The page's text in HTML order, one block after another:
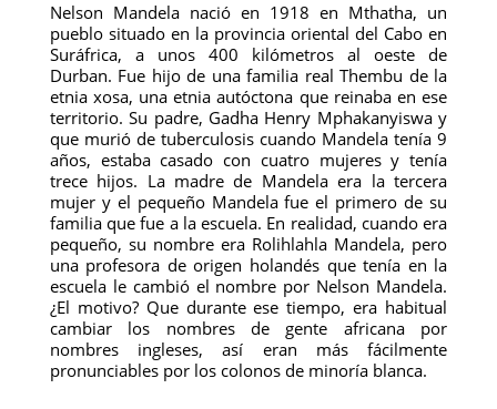
Nelson Mandela nació en 1918 en Mthatha, un
pueblo situado en la provincia oriental del Cabo en
Suráfrica, a unos 400 kilómetros al oeste de
Durban. Fue hijo de una familia real Thembu de la
etnia xosa, una etnia autóctona que reinaba en ese
territorio. Su padre, Gadha Henry Mphakanyiswa y
que murió de tuberculosis cuando Mandela tenía 9
años, estaba casado con cuatro mujeres y tenía
trece hijos. La madre de Mandela era la tercera
mujer y el pequeño Mandela fue el primero de su
familia que fue a la escuela. En realidad, cuando era
pequeño, su nombre era Rolihlahla Mandela, pero
una profesora de origen holandés que tenía en la
escuela le cambió el nombre por Nelson Mandela.
¿El motivo? Que durante ese tiempo, era habitual
cambiar los nombres de gente africana por
nombres ingleses, así eran más fácilmente
pronunciables por los colonos de minoría blanca.